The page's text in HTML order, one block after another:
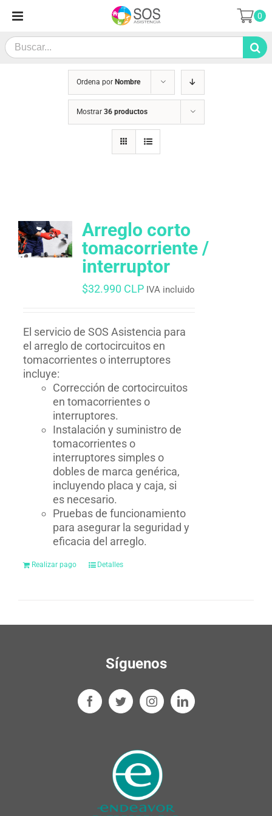
contenido
Search
for:
0
Ordena por Nombre
Mostrar 36 productos
Arreglo corto
tomacorriente /
interruptor
$32.990 CLP IVA incluido
El servicio de SOS Asistencia para
el arreglo de cortocircuitos en
tomacorrientes o interruptores
incluye:
Corrección de cortocircuitos
en tomacorrientes o
interruptores.
Instalación y suministro de
tomacorrientes o
interruptores simples o
dobles de marca genérica,
incluyendo placa y caja, si
es necesario.
Pruebas de funcionamiento
para asegurar la seguridad y
eficacia del arreglo.
Realizar pago Detalles
Síguenos